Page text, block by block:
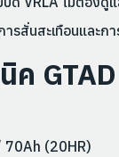
รสั่นสะเทือนและก
ค
(20HR)